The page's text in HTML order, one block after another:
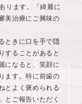
ります。「綺麗に
美治療にご興味の
ときに口を手で隠
することがあると
になると、笑顔に
ます。特に前歯の
とよく褒められる
とご報告いただく